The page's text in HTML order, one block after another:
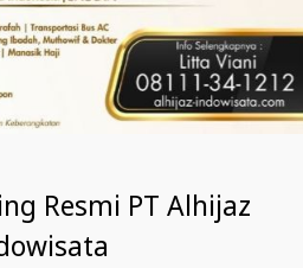
Resmi PT Alhijaz